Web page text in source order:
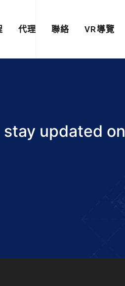
代理 聯絡 VR導覽
updated on